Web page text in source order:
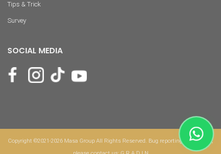
Tips & Trick
Survey
SOCIAL MEDIA
Copyright ©2021-2026 Masa Group All Rights Reserved. Bug reporting & feedback,